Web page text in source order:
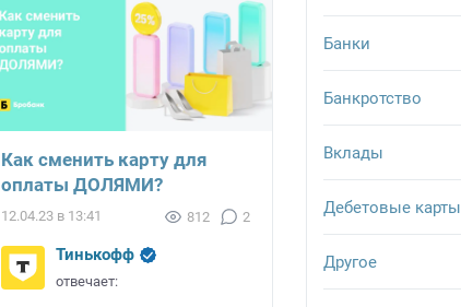
Как сменить карту для
оплаты ДОЛЯМИ?
12.04.23 в 13:41 812 2
Тинькофф
отвечает:
Банки
Банкротство
Вклады
Дебетовые карты
Другое